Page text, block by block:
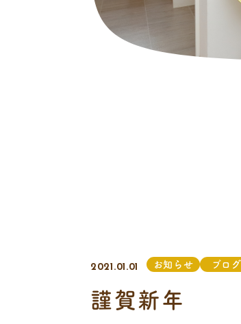
2021.01.01 お知らせ ブログ
謹賀新年